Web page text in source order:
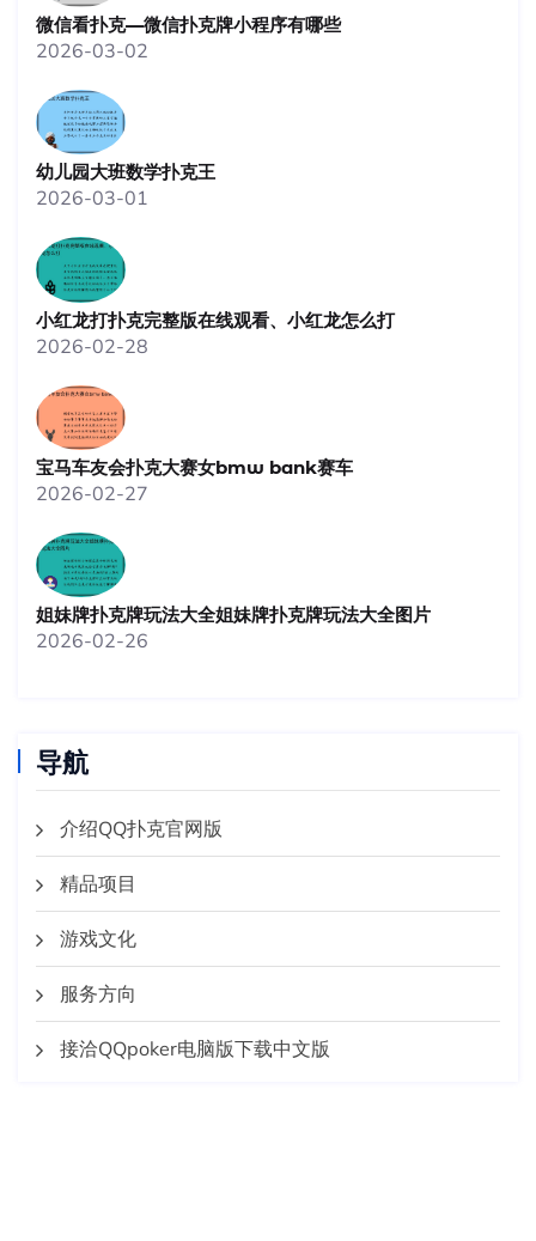
微信看扑克—微信扑克牌小程序有哪些
2026-03-02
幼儿园大班数学扑克王
2026-03-01
小红龙打扑克完整版在线观看、小红龙怎么打
2026-02-28
宝马车友会扑克大赛女bmw bank赛车
2026-02-27
姐妹牌扑克牌玩法大全姐妹牌扑克牌玩法大全图片
2026-02-26
导航
介绍QQ扑克官网版
精品项目
游戏文化
服务方向
接洽QQpoker电脑版下载中文版